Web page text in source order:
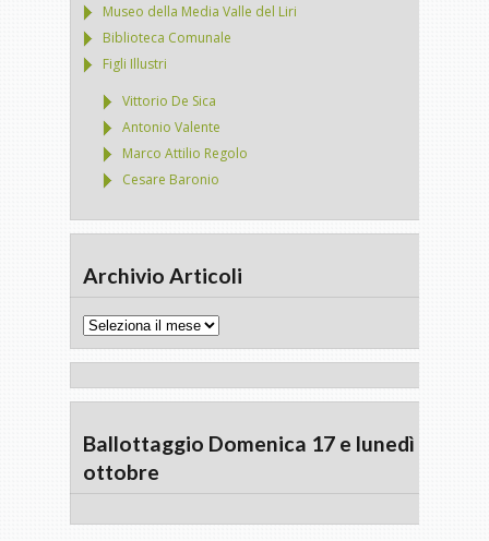
Museo della Media Valle del Liri
Biblioteca Comunale
Figli Illustri
Vittorio De Sica
Antonio Valente
Marco Attilio Regolo
Cesare Baronio
Archivio Articoli
Archivio
Ballottaggio Domenica 17 e lunedì 18
ottobre